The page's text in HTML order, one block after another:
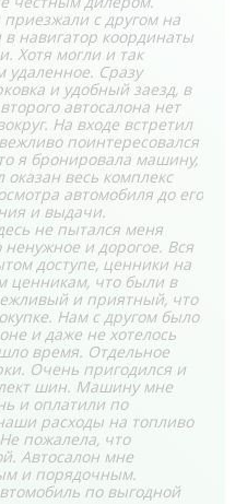
с другом на
навигатор координаты
Хотя могли и так
удаленное. Сразу
и удобный заезд, в
автосалона нет
На входе встретил
поинтересовался
я бронировала машину,
весь комплекс
автомобиля до его
и выдачи.
не пытался меня
ненужное и дорогое. Вся
доступе, ценники на
ценникам, что были в
и приятный, что
Нам с другом было
и даже не хотелось
время. Отдельное
Очень пригодился и
шин. Машину мне
и оплатили по
расходы на топливо
пожалела, что
Автосалон мне
и порядочным.
по выгодной